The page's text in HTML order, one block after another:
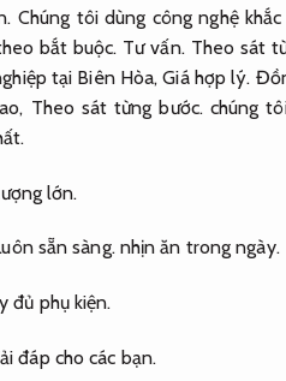
Chúng tôi dùng công nghệ
bắt buộc. Tư vấn. Theo sát
tại Biên Hòa,Giá hợp lý.
Theo sát từng bước. chúng
lớn.
sẵn sàng.nhịn ăn trong ngày.
đủ phụ kiện.
đáp cho các bạn.